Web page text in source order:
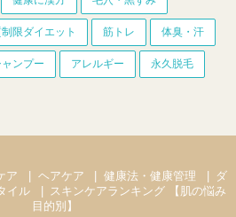
限ダイエット 筋トレ 体臭・汗
ャンプー アレルギー 永久脱毛
ア ヘアケア 健康法・健康管理
ダ
イル
スキンケアランキング 【肌の悩み
目的別】